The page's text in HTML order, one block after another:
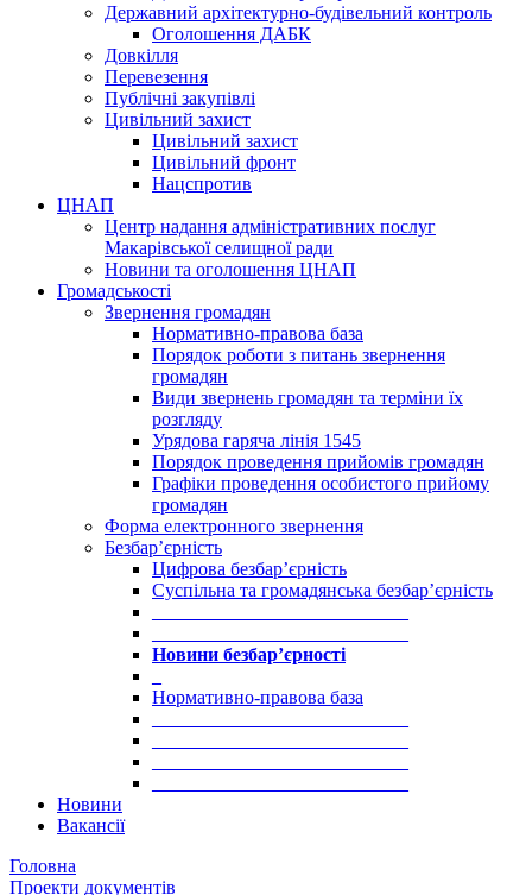
Державний архітектурно-будівельний контроль
Оголошення ДАБК
Довкілля
Перевезення
Публічні закупівлі
Цивільний захист
Цивільний захист
Цивільний фронт
Нацспротив
ЦНАП
Центр надання адміністративних послуг
Макарівської селищної ради
Новини та оголошення ЦНАП
Громадськості
Звернення громадян
Нормативно-правова база
Порядок роботи з питань звернення
громадян
Види звернень громадян та терміни їх
розгляду
Урядова гаряча лінія 1545
Порядок проведення прийомів громадян
Графіки проведення особистого прийому
громадян
Форма електронного звернення
Безбар’єрність
Цифрова безбар’єрність
Суспільна та громадянська безбар’єрність
Новини безбар’єрності
Нормативно-правова база
Новини
Вакансії
Головна
Проекти документів